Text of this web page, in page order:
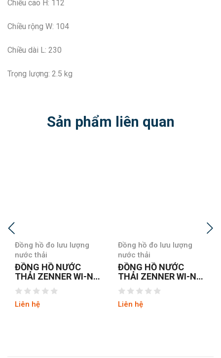
Chiều cao H: 112
Chiều rộng W: 104
Chiều dài L: 230
Trọng lượng: 2.5 kg
Sản phẩm liên quan
Đồng hồ đo lưu lượng
nước thải
ĐỒNG HỒ NƯỚC
THẢI ZENNER WI-N
DN150
Liên hệ
Đồng hồ đo lưu lượng
nước thải
ĐỒNG HỒ NƯỚC
THẢI ZENNER WI-N
DN50
Liên hệ